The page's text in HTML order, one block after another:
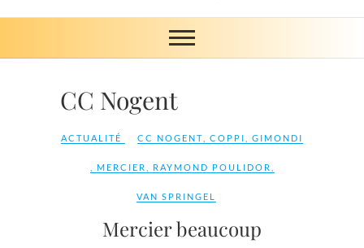
Amicale du
cyclisme
CC Nogent
ACTUALITÉ CC NOGENT COPPI GIMONDI
MERCIER RAYMOND POULIDOR
VAN SPRINGEL
Mercier beaucoup